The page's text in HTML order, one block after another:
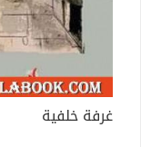
غرفة خلفية